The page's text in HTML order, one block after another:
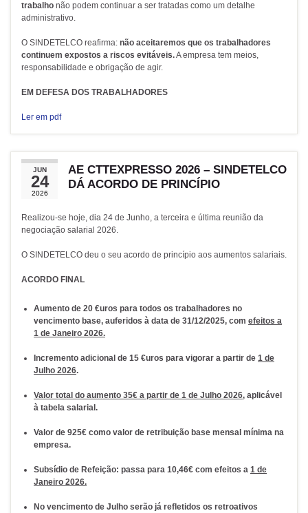
trabalho não podem continuar a ser tratadas como um detalhe
administrativo.
O SINDETELCO reafirma: não aceitaremos que os trabalhadores
continuem expostos a riscos evitáveis.A empresa tem meios,
responsabilidade e obrigação de agir.
EM DEFESA DOS TRABALHADORES
Ler em pdf
JUN
24
2026
AE CTTEXPRESSO 2026 – SINDETELCO
DÁ ACORDO DE PRINCÍPIO
Realizou-se hoje, dia 24 de Junho, a terceira e última reunião da
negociação salarial 2026.
O SINDETELCO deu o seu acordo de princípio aos aumentos salariais.
ACORDO FINAL
Aumento de 20 €uros para todos os trabalhadores no
vencimento base, auferidos à data de 31/12/2025, com efeitos a
1 de Janeiro 2026.
Incremento adicional de 15 €uros para vigorar a partir de 1 de
Julho 2026.
Valor total do aumento 35€ a partir de 1 de Julho 2026, aplicável
à tabela salarial.
Valor de 925€ como valor de retribuição base mensal mínima na
empresa.
Subsídio de Refeição: passa para 10,46€ com efeitos a 1 de
Janeiro 2026.
No vencimento de Julho serão já refletidos os retroativos